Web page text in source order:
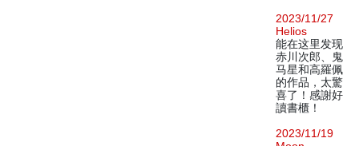
2023/11/27
Helios
能在这里发现
赤川次郎、鬼
马星和高羅佩
的作品，太驚
喜了！感謝好
讀書櫃！
2023/11/19